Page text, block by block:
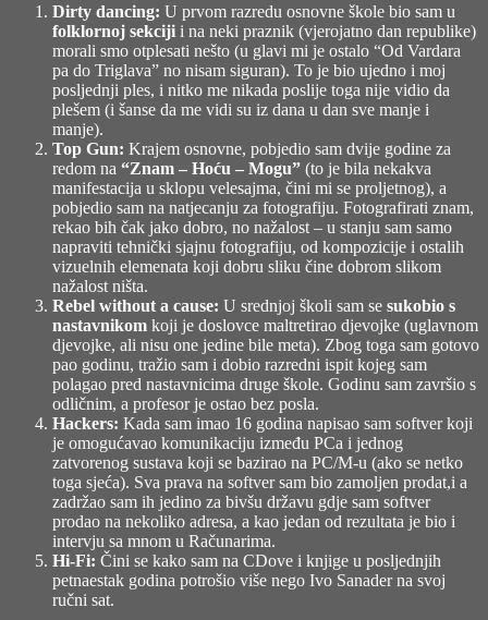
Dirty dancing: U prvom razredu osnovne škole bio sam u
folklornoj sekciji i na neki praznik (vjerojatno dan republike)
morali smo otplesati nešto (u glavi mi je ostalo “Od Vardara
pa do Triglava” no nisam siguran). To je bio ujedno i moj
posljednji ples, i nitko me nikada poslije toga nije vidio da
plešem (i šanse da me vidi su iz dana u dan sve manje i
manje).
Top Gun: Krajem osnovne, pobjedio sam dvije godine za
redom na “Znam – Hoću – Mogu” (to je bila nekakva
manifestacija u sklopu velesajma, čini mi se proljetnog), a
pobjedio sam na natjecanju za fotografiju. Fotografirati znam,
rekao bih čak jako dobro, no nažalost – u stanju sam samo
napraviti tehnički sjajnu fotografiju, od kompozicije i ostalih
vizuelnih elemenata koji dobru sliku čine dobrom slikom
nažalost ništa.
Rebel without a cause: U srednjoj školi sam se sukobio s
nastavnikom koji je doslovce maltretirao djevojke (uglavnom
djevojke, ali nisu one jedine bile meta). Zbog toga sam gotovo
pao godinu, tražio sam i dobio razredni ispit kojeg sam
polagao pred nastavnicima druge škole. Godinu sam završio s
odličnim, a profesor je ostao bez posla.
Hackers: Kada sam imao 16 godina napisao sam softver koji
je omogućavao komunikaciju između PCa i jednog
zatvorenog sustava koji se bazirao na PC/M-u (ako se netko
toga sjeća). Sva prava na softver sam bio zamoljen prodat,i a
zadržao sam ih jedino za bivšu državu gdje sam softver
prodao na nekoliko adresa, a kao jedan od rezultata je bio i
intervju sa mnom u Računarima.
Hi-Fi: Čini se kako sam na CDove i knjige u posljednjih
petnaestak godina potrošio više nego Ivo Sanader na svoj
ručni sat.